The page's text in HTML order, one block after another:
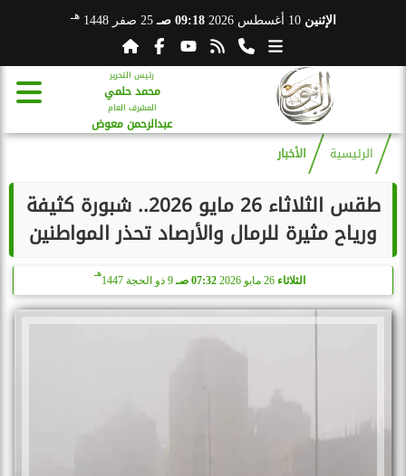
الإثنين 10 أغسطس 2026 09:18 صـ 25 صفر 1448 هـ
رئيس التحرير
محمد حلمي
المشرف العام
عبدالرحمن معوض
الرئيسية الأخبار
طقس الثلاثاء 26 مايو 2026.. شبورة كثيفة
ورياح مثيرة للرمال والأرصاد تحذر المواطنين
الثلاثاء 26 مايو 2026 07:32 صـ 9 ذو الحجة 1447
هـ